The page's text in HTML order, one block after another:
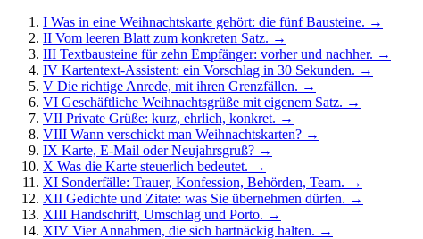
I Was in eine Weihnachtskarte gehört: die fünf Bausteine. →
II Vom leeren Blatt zum konkreten Satz. →
III Textbausteine für zehn Empfänger: vorher und nachher. →
IV Kartentext-Assistent: ein Vorschlag in 30 Sekunden. →
V Die richtige Anrede, mit ihren Grenzfällen. →
VI Geschäftliche Weihnachtsgrüße mit eigenem Satz. →
VII Private Grüße: kurz, ehrlich, konkret. →
VIII Wann verschickt man Weihnachtskarten? →
IX Karte, E-Mail oder Neujahrsgruß? →
X Was die Karte steuerlich bedeutet. →
XI Sonderfälle: Trauer, Konfession, Behörden, Team. →
XII Gedichte und Zitate: was Sie übernehmen dürfen. →
XIII Handschrift, Umschlag und Porto. →
XIV Vier Annahmen, die sich hartnäckig halten. →